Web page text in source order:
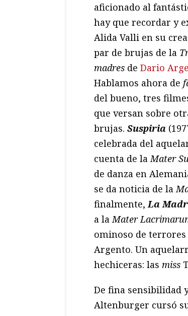
aficionado al
hay que recordar y
Alida Valli en su
par de brujas de la
madres de Dario
Hablamos ahora de
del bueno, tres
que versan sobre
brujas. Suspiria
celebrada del
cuenta de laMater
de danza en
se da noticia de la
finalmente,La
a laMater
ominoso de terrores
Argento. Un
hechiceras: las miss
De fina sensibilidad
Altenburger cursó